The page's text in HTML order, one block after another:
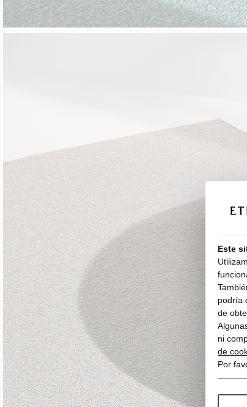
Este
podría
de
ni
de
Por